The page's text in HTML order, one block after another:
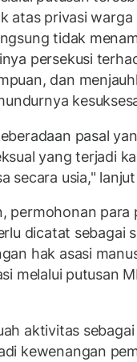
atas privasi warga
tidak
persekusi
dan
pasal
yang terjadi
secara usia,"
permohonan
dicatat sebagai
hak asasi
melalui putusan
aktivitas
kewenangan